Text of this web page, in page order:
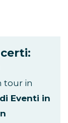
tour in
Eventi in